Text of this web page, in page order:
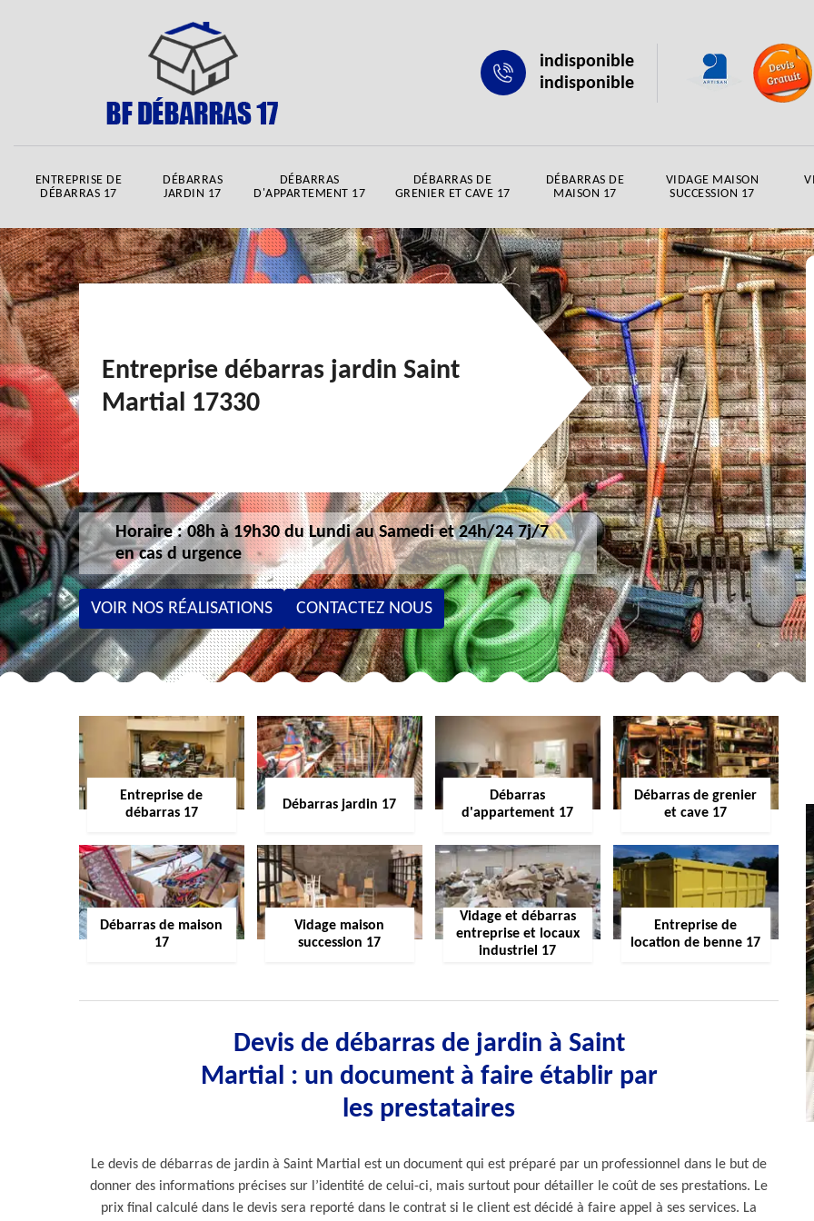
indisponible
indisponible
ENTREPRISE DE
DÉBARRAS 17
DÉBARRAS
JARDIN 17
DÉBARRAS
D'APPARTEMENT 17
DÉBARRAS DE
GRENIER ET CAVE 17
DÉBARRAS DE
MAISON 17
VIDAGE MAISON
SUCCESSION 17
Entreprise débarras jardin Saint
Martial 17330
Horaire : 08h à 19h30 du Lundi au Samedi et 24h/24 7j/7
en cas d urgence
VOIR NOS RÉALISATIONS CONTACTEZ NOUS
Entreprise de
débarras 17
Débarras jardin 17
Débarras
d'appartement 17
Débarras de grenier
et cave 17
Débarras de maison
17
Vidage maison
succession 17
Vidage et débarras
entreprise et locaux
industriel 17
Entreprise de
location de benne 17
Devis de débarras de jardin à Saint
Martial : un document à faire établir par
les prestataires
Le devis de débarras de jardin à Saint Martial est un document qui est préparé par un professionnel dans le but de
donner des informations précises sur l’identité de celui-ci, mais surtout pour détailler le coût de ses prestations. Le
prix final calculé dans le devis sera reporté dans le contrat si le client est décidé à faire appel à ses services. La